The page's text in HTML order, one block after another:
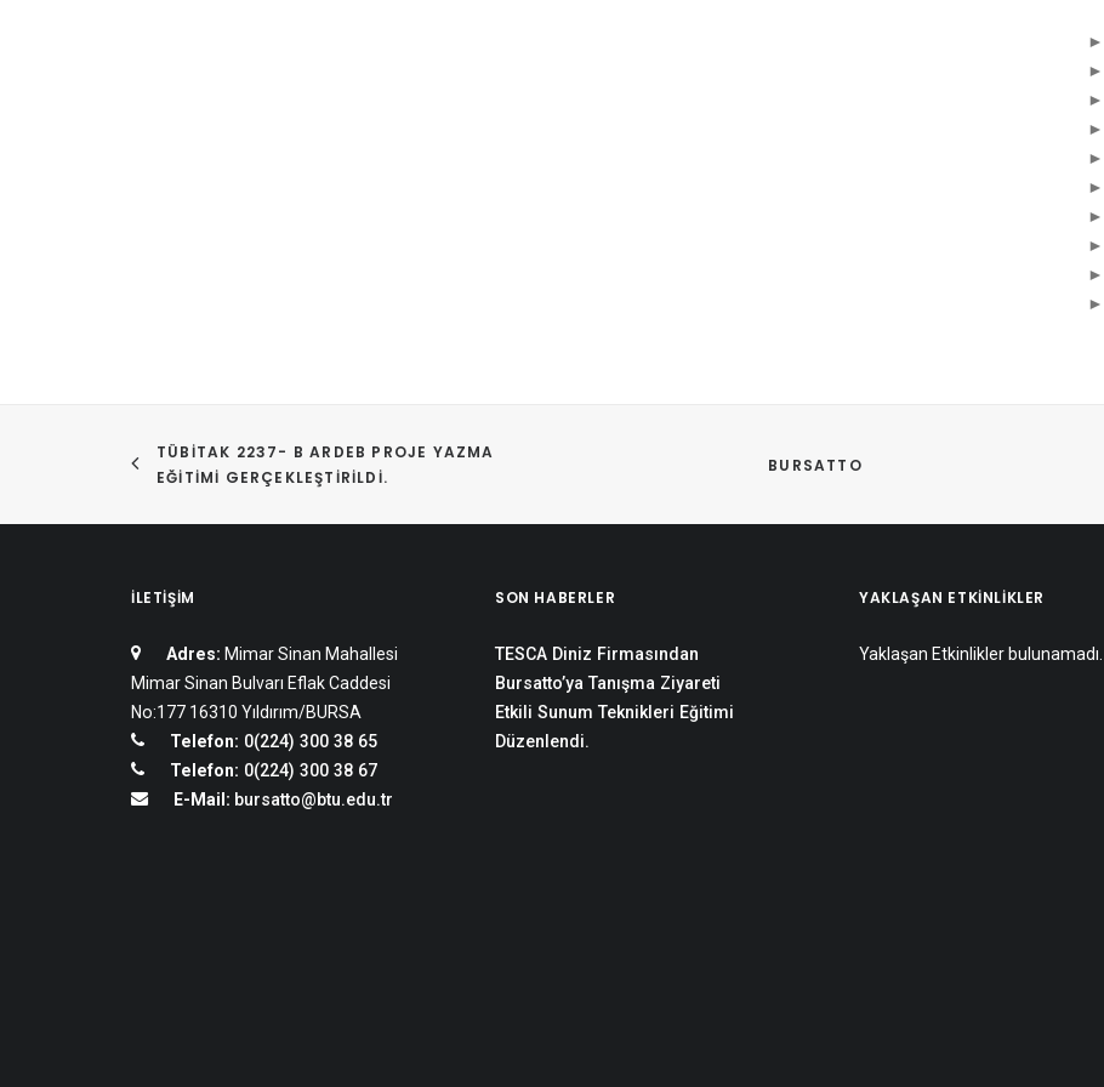
►
►
►
►
►
►
►
►
►
►
TÜBİTAK 2237- B ARDEB PROJE YAZMA
EĞITIMI GERÇEKLEŞTIRILDI.
BURSATTO
İLETIŞIM
Adres: Mimar Sinan Mahallesi
Mimar Sinan Bulvarı Eflak Caddesi
No:177 16310 Yıldırım/BURSA
Telefon: 0(224) 300 38 65
Telefon: 0(224) 300 38 67
E-Mail: bursatto@btu.edu.tr
SON HABERLER
TESCA Diniz Firmasından
Bursatto’ya Tanışma Ziyareti
Etkili Sunum Teknikleri Eğitimi
Düzenlendi.
YAKLAŞAN ETKINLIKLER
Yaklaşan Etkinlikler bulunamadı.